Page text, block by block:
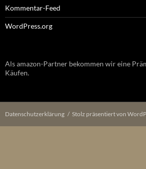
Kommentar-Feed
WordPress.org
Als amazon-Partner bekommen wir eine
Käufen.
Datenschutzerklärung Stolz präsentiert von